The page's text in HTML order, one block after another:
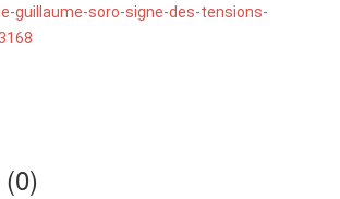
guillaume-soro-signe-des-tensions-
0)